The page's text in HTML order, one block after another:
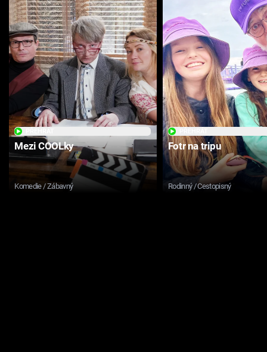
Mezi COOLky
Komedie / Zábavný
Fotr na tripu
Rodinný / Cestopisný